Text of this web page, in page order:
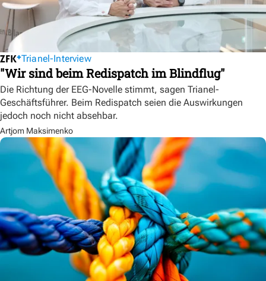
Trianel-Interview
"Wir sind beim Redispatch im Blindflug"
Die Richtung der EEG-Novelle stimmt, sagen Trianel-
Geschäftsführer. Beim Redispatch seien die Auswirkungen
jedoch noch nicht absehbar.
Artjom Maksimenko